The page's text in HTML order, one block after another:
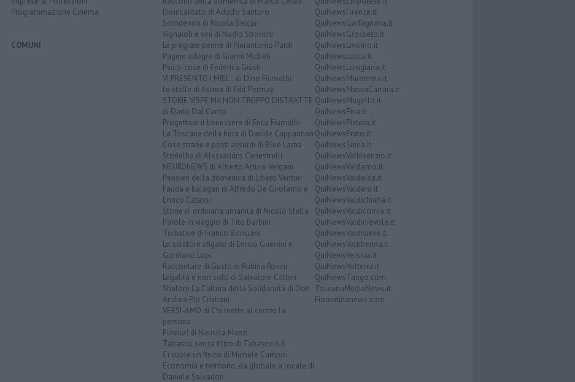
Programmazione Cinema
COMUNI
Disincantato di Adolfo Santoro
Sorridendo di Nicola Belcari
Vignaioli e vini di Nadio Stronchi
Le pregiate penne di Pierantonio Pardi
Pagine allegre di Gianni Micheli
Psico-cose di Federica Giusti
VI PRESENTO I MIEI... di Dino Fiumalbi
Le stelle di Astrea di Edit Permay
STORIE VISPE MA NON TROPPO DISTRATTE
di Dario Dal Canto
Progettare il benessere di Erica Fiumalbi
La Toscana della birra di Davide Cappannari
Cose strane e posti assurdi di Blue Lama
Storielba di Alessandro Canestrelli
NEURONEWS di Alberto Arturo Vergani
Pensieri della domenica di Libero Venturi
Fauda e balagan di Alfredo De Girolamo e
Enrico Catassi
Storie di ordinaria umanità di Nicolò Stella
Parole in viaggio di Tito Barbini
Turbative di Franco Bonciani
Lo scrittore sfigato di Enrico Guerrini e
Gordiano Lupi
Raccontare di Gusto di Rubina Rovini
Legalità e non solo di Salvatore Calleri
Shalom La Cultura della Solidarietà di Don
Andrea Pio Cristiani
VERSI-AMO di Chi mette al centro la
persona
Eureka! di Nausica Manzi
Tabasco senza filtro di Tabasco n.6
Ci vuole un fisico di Michele Campisi
Economia e territorio, da globale a locale di
Daniele Salvadori
QuiNewsFirenze.it
QuiNewsGarfagnana.it
QuiNewsGrosseto.it
QuiNewsLivorno.it
QuiNewsLucca.it
QuiNewsLunigiana.it
QuiNewsMaremma.it
QuiNewsMassaCarrara.it
QuiNewsMugello.it
QuiNewsPisa.it
QuiNewsPistoia.it
QuiNewsPrato.it
QuiNewsSiena.it
QuiNewsValbisenzio.it
QuiNewsValdarno.it
QuiNewsValdelsa.it
QuiNewsValdera.it
QuiNewsValdichiana.it
QuiNewsValdicornia.it
QuiNewsValdinievole.it
QuiNewsValdisieve.it
QuiNewsValtiberina.it
QuiNewsVersilia.it
QuiNewsVolterra.it
QuiNewsTango.com
ToscanaMediaNews.it
Fiorentinanews.com